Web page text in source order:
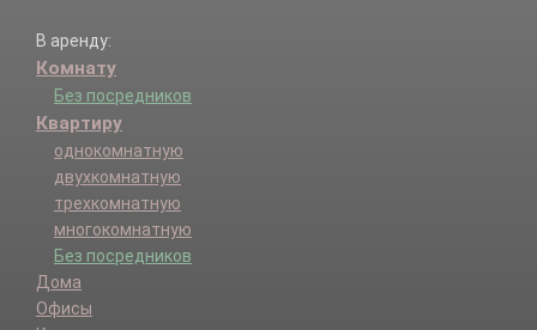
В аренду:
Комнату
Без посредников
Квартиру
однокомнатную
двухкомнатную
трехкомнатную
многокомнатную
Без посредников
Дома
Офисы